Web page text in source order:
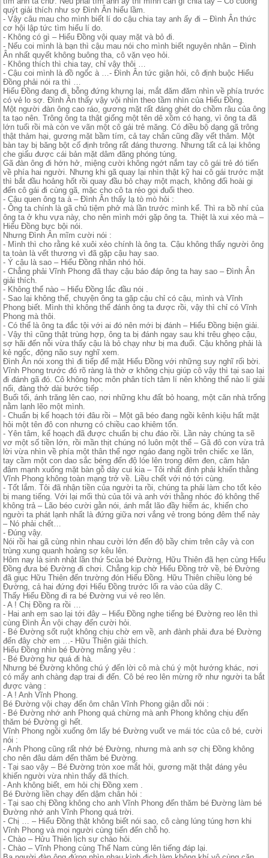
quýt giải thích như sợ Đình Ân hiểu lầm.
- Vậy câu mau cho mình biết lí do cậu chia tay anh ấy đi – Đình Ân thức
cơ hội lập tức tìm hiểu lí do.
- Không có gì – Hiểu Đồng vội quay mặt và bỏ đi.
- Nếu coi mình là bạn thì cậu mau nói cho mình biết nguyên nhân – Đình
Ân nhất quyết không buông tha, cô vặn vẹo hỏi.
- Không thích thì chia tay, chỉ vậy thôi …
- Cậu coi mình là đồ ngốc à …- Đình Ân tức giận hỏi, cô định buộc Hiểu
Đồng phải nói ra thì …
Hiểu Đồng đang đi, bỗng đứng khựng lại, mắt đăm đăm nhìn về phía trước
có vẻ lo sợ. Đình Ân thấy vậy vội nhìn theo tầm nhìn của Hiểu Đồng.
Một người đàn ông cao ráo, gương mặt rất đáng ghét do chồm râu của ông
ta tạo nên. Trông ông ta thật giống một tên dê xồm có hạng, vì ông ta đã
lớn tuổi rồi mà còn ve vãn một cô gái trẻ măng. Có điều bộ dạng gã trông
thật thảm hại, gương mặt bầm tím, cả tay chân cũng đầy vết thâm. Một
bàn tay bị băng bột cố định trông rất đáng thương. Nhưng tất cả lại không
che giấu được cái bản mặt dâm đãng phóng túng.
Gã đàn ông đi hớn hở, miệng cười không ngớt nắm tay cô gái trẻ đó tiến
về phía hai người. Nhưng khi gã quay lại nhìn thật kỹ hai cô gái trước mặt
thì bắt đầu hoảng hốt rồi quay đầu bỏ chạy một mạch, không đối hoài gi
đến cô gái đi cùng gã, mặc cho cô ta réo gọi đuổi theo.
- Cậu quen ông ta à – Đình Ân thấy lạ tò mò hỏi :
- Ông ta chính là gã chủ tiệm phở mà lần trước mình kể. Thì ra bồ nhí của
ông ta ở khu vựa này, cho nên mình mới gặp ông ta. Thiệt là xui xẻo mà –
Hiểu Đồng bực bội nói.
Nhưng Đình Ân mĩm cười nói :
- Mình thì cho rằng kẻ xuôi xẻo chính là ông ta. Cậu không thấy người ông
ta toàn là vết thương vì đã gặp cậu hay sao.
- Ý cậu là sao – Hiểu Đồng nhăn nhó hỏi.
- Chẳng phải Vĩnh Phong đã thay cậu báo đáp ông ta hay sao – Đình Ân
giải thích.
- Không thể nào – Hiểu Đồng lắc đầu nói .
- Sao lại không thể, chuyện ông ta gặp cậu chỉ có cậu, mình và Vĩnh
Phong biết. Mình thì không thể đánh ông ta được rồi, vậy thì chỉ có Vĩnh
Phong mà thôi.
- Có thể là ông ta đắc tội với ai đó nên mới bị đánh – Hiểu Đồng biện giải.
- Vậy thì cũng thật trùng hợp, ông ta bị đánh ngay sau khi trêu ghẹo cậu,
sợ hãi đến nỗi vừa thấy cậu là bỏ chạy như bị ma đuổi. Cậu không phải là
kẻ ngốc, động não suy nghĩ xem.
Đình Ân nói xong thì đi tiếp để mặt Hiểu Đồng với những suy nghĩ rối bời.
Vĩnh Phong trước đó rõ ràng là thờ ơ không chịu giúp cô vậy thì tại sao lại
đi đánh gã đó. Cô không học môn phân tích tâm lí nên không thể nào lí giải
nổi, đàng thở dài bước tiếp .
Buổi tối, ánh trăng lên cao, nơi những khu đất bỏ hoang, một căn nhà trống
nằm lạnh lẽo một mình.
- Chuẩn bị kế hoạch tới đâu rồi – Một gã béo đang ngồi kênh kiệu hất mặt
hỏi một tên đô con nhưng có chiều cao khiêm tốn.
- Yên tâm, kế hoạch đã được chuẩn bị chu đáo rồi. Lần này chúng ta sẽ
vơ một số tiền lớn, rồi mần thịt chúng nó luôn một thể – Gã đô con vừa trả
lời vừa nhìn về phía một thân thể ngơ ngáo đang ngồi trên chiếc xe lăn,
tay cầm một con dao sắc béng đến độ lóe lên trong đêm đen, căm hận
đâm mạnh xuống mặt bàn gỗ dày cui kia – Tôi nhất định phải khiến thằng
Vĩnh Phong không toàn mạng trở về. Liều chết với nó tới cùng.
- Tốt lắm. Tôi đã nhận tiền của người ta rồi, chúng ta phải làm cho tốt kẻo
bị mang tiếng. Với lại mối thù của tôi và anh với thằng nhóc đó không thể
không trả – Lão béo cười gằn nói, ánh mắt lão đầy hiểm ác, khiến cho
người ta phát lạnh nhất là đứng giữa nơi vắng vẻ trong bóng đêm thế này
– Nó phải chết…
- Đúng vậy.
Nói rồi hai gã cùng nhìn nhau cười lớn đến độ bầy chim trên cây và con
trùng xung quanh hoảng sợ kêu lên.
Hôm nay là sinh nhật lần thứ 5của bé Đường, Hữu Thiên đã hẹn cùng Hiểu
Đồng đưa bé Đường đi chơi. Chẳng kịp chờ Hiểu Đồng trở về, bé Đường
đã giục Hữu Thiên đến trường đón Hiểu Đồng. Hữu Thiên chiều lòng bé
Đường, cả hai đứng đợi Hiểu Đồng trước lối ra vào của dãy C.
Thấy Hiểu Đồng đi ra bé Đường vui vẻ reo lên.
- A ! Chị Đồng ra rồi …
- Hai anh em sao lại tới đây – Hiểu Đồng nghe tiếng bé Đường reo lên thì
cùng Đình Ân vội chạy đến cười hỏi.
- Bé Đường sốt ruột không chịu chờ em về, anh đành phải đưa bé Đường
đến đây chờ em …- Hữu Thiên giải thích.
Hiểu Đồng nhìn bé Đường mắng yêu :
- Bé Đường hư quá đi hà.
Nhưng bé Đường không chú ý đến lời cô mà chú ý một hướng khác, nơi
có mấy anh chàng đạp trai đi đến. Cô bé reo lên mừng rỡ như người ta bắt
được vàng :
- A ! Anh Vĩnh Phong.
Bé Đường vội chạy đến ôm chân Vĩnh Phong giận dỗi nói :
- Bé Đường nhớ anh Phong quá chừng mà anh Phong không chịu đến
thăm bé Đường gì hết.
Vĩnh Phong ngồi xuống ôm lấy bé Đường vuốt ve mái tóc của cô bé, cười
nói :
- Anh Phong cũng rất nhớ bé Đường, nhưng mà anh sợ chị Đồng không
cho nên đâu dám đến thăm bé Đường.
- Tại sao vậy – Bé Đường tròn xoe mắt hỏi, gương mặt thật đáng yêu
khiến người vừa nhìn thấy đã thích.
- Anh không biết, em hỏi chị Đồng xem .
Bé Đường liền chạy đến dậm chân hỏi :
- Tại sao chị Đồng không cho anh Vĩnh Phong đến thăm bé Đường làm bé
Đường nhớ anh Vĩnh Phong quá trời.
- Chị … – Hiểu Đồng thật không biết nói sao, cô càng lúng túng hơn khi
Vĩnh Phong và mọi người cùng tiến đến chỗ họ.
- Chào – Hửu Thiên lịch sự chào hỏi.
- Chào – Vĩnh Phong cùng Thế Nam cùng lên tiếng đáp lại.